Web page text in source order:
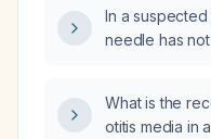
In a
needle has
What is the
otitis media in